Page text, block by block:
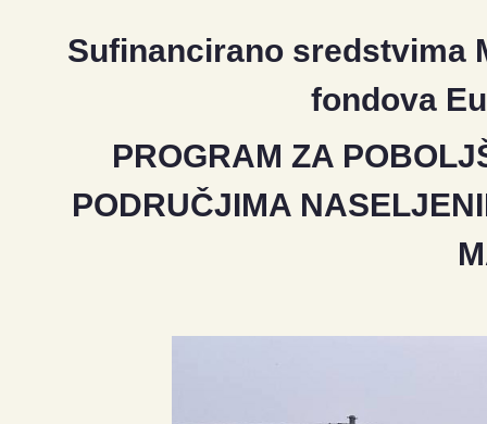
Sufinancirano sredstvima
fondova
PROGRAM ZA
PODRUČJIMA